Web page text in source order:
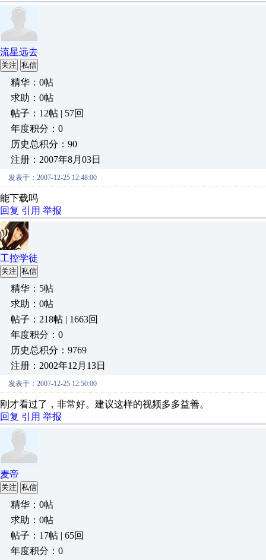
流星远去
关注 私信
精华：0帖
求助：0帖
帖子：12帖 | 57回
年度积分：0
历史总积分：90
注册：2007年8月03日
发表于：2007-12-25 12:48:00
能下载吗
回复 引用 举报
工控学徒
关注 私信
精华：5帖
求助：0帖
帖子：218帖 | 1663回
年度积分：0
历史总积分：9769
注册：2002年12月13日
发表于：2007-12-25 12:50:00
刚才看过了，非常好。建议这样的视频多多益善。
回复 引用 举报
麦帝
关注 私信
精华：0帖
求助：0帖
帖子：17帖 | 65回
年度积分：0